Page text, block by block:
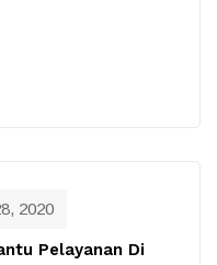
2020
Pelayanan Di